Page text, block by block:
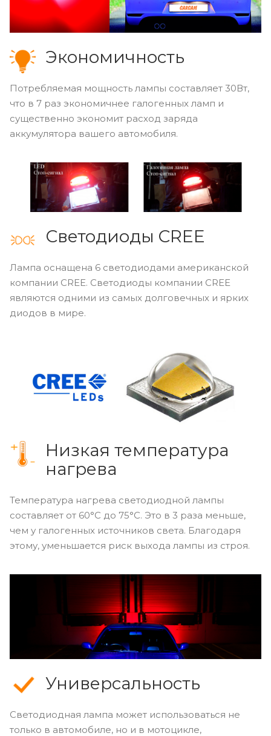
Экономичность
Потребляемая мощность лампы составляет 30Вт,
что в 7 раз экономичнее галогенных ламп и
существенно экономит расход заряда
аккумулятора вашего автомобиля.
Светодиоды CREE
Лампа оснащена 6 светодиодами американской
компании CREE. Светодиоды компании CREE
являются одними из самых долговечных и ярких
диодов в мире.
Низкая температура
нагрева
Температура нагрева светодиодной лампы
составляет от 60°С до 75°С. Это в 3 раза меньше,
чем у галогенных источников света. Благодаря
этому, уменьшается риск выхода лампы из строя.
Универсальность
Светодиодная лампа может использоваться не
только в автомобиле, но и в мотоцикле,